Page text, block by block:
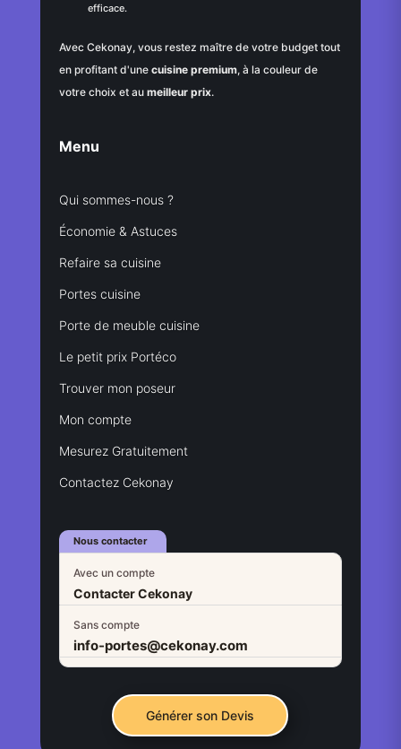
efficace.
Avec Cekonay, vous restez maître de votre budget tout
en profitant d'une cuisine premium, à la couleur de
votre choix et au meilleur prix.
Menu
Qui sommes-nous ?
Économie & Astuces
Refaire sa cuisine
Portes cuisine
Porte de meuble cuisine
Le petit prix Portéco
Trouver mon poseur
Mon compte
Mesurez Gratuitement
Contactez Cekonay
Nous contacter
Avec un compte
Contacter Cekonay
Sans compte
info-portes@cekonay.com
Générer son Devis